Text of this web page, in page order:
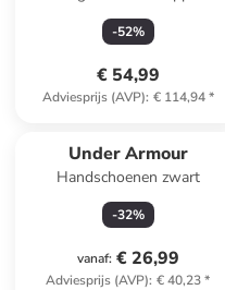
antraciet
-52%
€ 54,99
Adviesprijs (AVP): € 114,94*
Under Armour
Handschoenen zwart
-32%
vanaf: € 26,99
Adviesprijs (AVP): € 40,23*